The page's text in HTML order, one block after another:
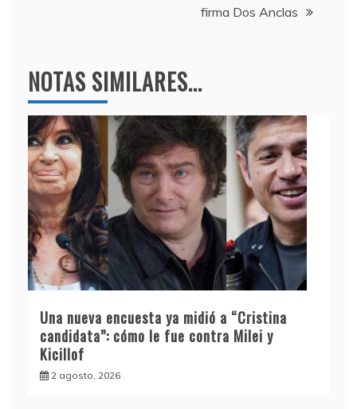
firma Dos Anclas
NOTAS SIMILARES...
Una nueva encuesta ya midió a “Cristina
candidata”: cómo le fue contra Milei y
Kicillof
2 agosto, 2026